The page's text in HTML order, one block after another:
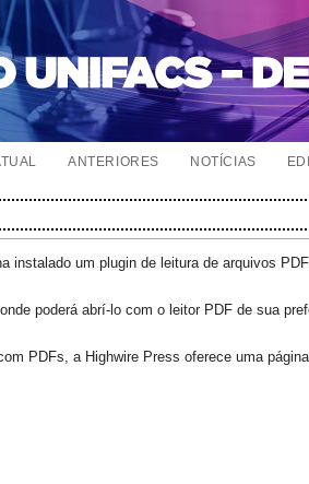
ANTERIORES NOTÍCIAS
instalado um plugin de leitura de arquivos
poderá abrí-lo com o leitor PDF de sua
PDFs, a Highwire Press oferece uma